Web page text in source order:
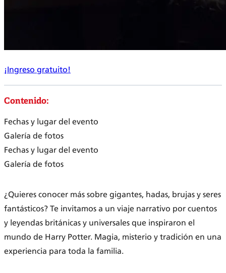
¡Ingreso gratuito!
Contenido:
Fechas y lugar del evento
Galería de fotos
Fechas y lugar del evento
Galería de fotos
¿Quieres conocer más sobre gigantes, hadas, brujas y seres
fantásticos? Te invitamos a un viaje narrativo por cuentos
y leyendas británicas y universales que inspiraron el
mundo de Harry Potter. Magia, misterio y tradición en una
experiencia para toda la familia.